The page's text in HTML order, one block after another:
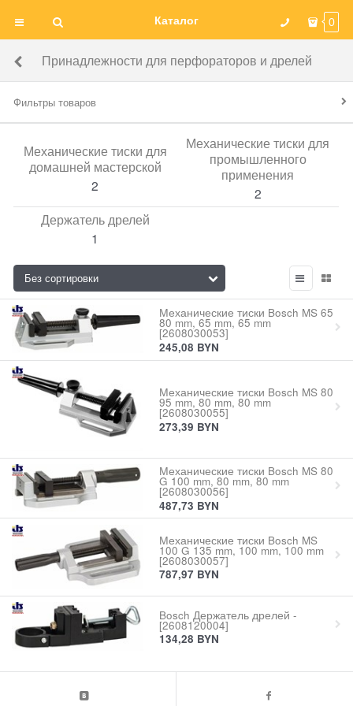
Каталог 0
Принадлежности для перфораторов и дрелей
Фильтры товаров
Механические тиски для
домашней мастерской
2
Механические тиски для
промышленного
применения
2
Держатель дрелей
1
Механические тиски Bosch MS 65
80 mm, 65 mm, 65 mm
[2608030053]
245,08 BYN
Механические тиски Bosch MS 80
95 mm, 80 mm, 80 mm
[2608030055]
273,39 BYN
Механические тиски Bosch MS 80
G 100 mm, 80 mm, 80 mm
[2608030056]
487,73 BYN
Механические тиски Bosch MS
100 G 135 mm, 100 mm, 100 mm
[2608030057]
787,97 BYN
Bosch Держатель дрелей -
[2608120004]
134,28 BYN